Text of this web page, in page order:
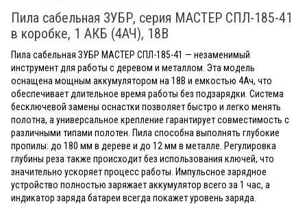
Пила сабельная ЗУБР, серия МАСТЕР СПЛ-185-41
в коробке, 1 АКБ (4АЧ), 18В
Пила сабельная ЗУБР МАСТЕР СПЛ-185-41 — незаменимый
инструмент для работы с деревом и металлом. Эта модель
оснащена мощным аккумулятором на 18В и емкостью 4Ач, что
обеспечивает длительное время работы без подзарядки. Система
бесключевой замены оснастки позволяет быстро и легко менять
полотна, а универсальное крепление гарантирует совместимость с
различными типами полотен. Пила способна выполнять глубокие
пропилы: до 180 мм в дереве и до 12 мм в металле. Регулировка
глубины реза также происходит без использования ключей, что
значительно ускоряет процесс работы. Импульсное зарядное
устройство полностью заряжает аккумулятор всего за 1 час, а
индикатор заряда батареи всегда покажет уровень заряда.